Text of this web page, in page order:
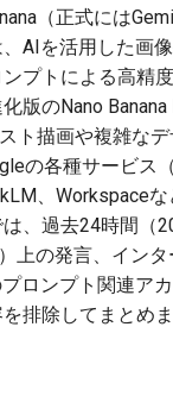
（正式には
AIを活用した画
プトによる高精
版のNano
ト描画や複雑なデ
の各種サービス
、Workspace
、過去24時間（
上の発言、イン
ロンプト関連ア
排除してまとめ